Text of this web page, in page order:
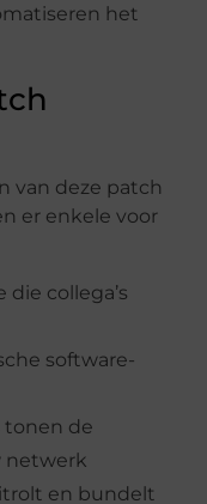
het
van deze patch
er enkele voor
collega’s
software-
tonen de
netwerk
en bundelt